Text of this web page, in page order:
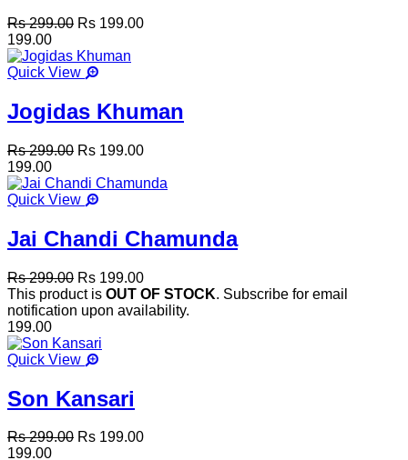
Rs 299.00 Rs 199.00
199.00
Quick View
Jogidas Khuman
Rs 299.00 Rs 199.00
199.00
Quick View
Jai Chandi Chamunda
Rs 299.00 Rs 199.00
This product is OUT OF STOCK. Subscribe for email
notification upon availability.
199.00
Quick View
Son Kansari
Rs 299.00 Rs 199.00
199.00